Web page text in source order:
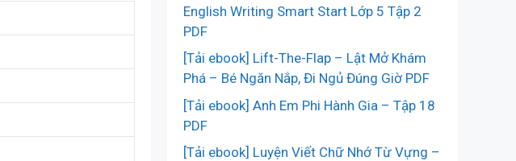
English Writing Smart Start Lớp 5 Tập 2
PDF
[Tải ebook] Lift-The-Flap – Lật Mở Khám
Phá – Bé Ngăn Nắp, Đi Ngủ Đúng Giờ PDF
[Tải ebook] Anh Em Phi Hành Gia – Tập 18
PDF
[Tải ebook] Luyện Viết Chữ Nhớ Từ Vựng –